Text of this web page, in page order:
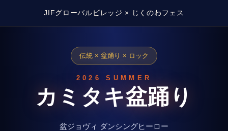
JIFグローバルビレッジ × じくのわフェス
伝統 × 盆踊り × ロック
2026 SUMMER
カミタキ盆踊り
盆ジョヴィ ダンシングヒーロー